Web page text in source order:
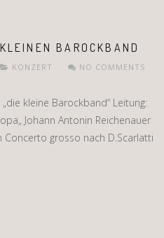
BAROCKBAND
KONZERT NO COMMENTS
kleine Barockband“ Leitung:
Johann Antonin Reichenauer
Concerto grosso nach D.Scarlatti